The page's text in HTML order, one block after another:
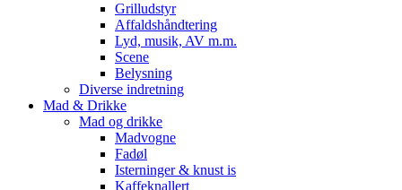
Grilludstyr
Affaldshåndtering
Lyd, musik, AV m.m.
Scene
Belysning
Diverse indretning
Mad & Drikke
Mad og drikke
Madvogne
Fadøl
Isterninger & knust is
Kaffeknallert